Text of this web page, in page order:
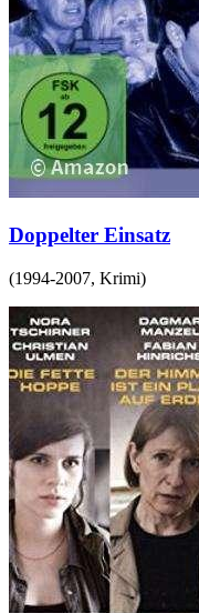
Doppelter Einsatz
(1994-2007, Krimi)